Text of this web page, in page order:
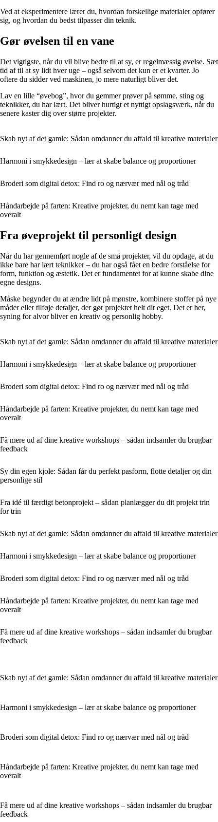
Ved at eksperimentere lærer du, hvordan forskellige materialer opfører
sig, og hvordan du bedst tilpasser din teknik.
Gør øvelsen til en vane
Det vigtigste, når du vil blive bedre til at sy, er regelmæssig øvelse. Sæt
tid af til at sy lidt hver uge – også selvom det kun er et kvarter. Jo
oftere du sidder ved maskinen, jo mere naturligt bliver det.
Lav en lille “øvebog”, hvor du gemmer prøver på sømme, sting og
teknikker, du har lært. Det bliver hurtigt et nyttigt opslagsværk, når du
senere kaster dig over større projekter.
Skab nyt af det gamle: Sådan omdanner du affald til kreative materialer
Harmoni i smykkedesign – lær at skabe balance og proportioner
Broderi som digital detox: Find ro og nærvær med nål og tråd
Håndarbejde på farten: Kreative projekter, du nemt kan tage med
overalt
Fra øveprojekt til personligt design
Når du har gennemført nogle af de små projekter, vil du opdage, at du
ikke bare har lært teknikker – du har også fået en bedre forståelse for
form, funktion og æstetik. Det er fundamentet for at kunne skabe dine
egne designs.
Måske begynder du at ændre lidt på mønstre, kombinere stoffer på nye
måder eller tilføje detaljer, der gør projektet helt dit eget. Det er her,
syning for alvor bliver en kreativ og personlig hobby.
Skab nyt af det gamle: Sådan omdanner du affald til kreative materialer
Harmoni i smykkedesign – lær at skabe balance og proportioner
Broderi som digital detox: Find ro og nærvær med nål og tråd
Håndarbejde på farten: Kreative projekter, du nemt kan tage med
overalt
Få mere ud af dine kreative workshops – sådan indsamler du brugbar
feedback
Sy din egen kjole: Sådan får du perfekt pasform, flotte detaljer og din
personlige stil
Fra idé til færdigt betonprojekt – sådan planlægger du dit projekt trin
for trin
Skab nyt af det gamle: Sådan omdanner du affald til kreative materialer
Harmoni i smykkedesign – lær at skabe balance og proportioner
Broderi som digital detox: Find ro og nærvær med nål og tråd
Håndarbejde på farten: Kreative projekter, du nemt kan tage med
overalt
Få mere ud af dine kreative workshops – sådan indsamler du brugbar
feedback
Skab nyt af det gamle: Sådan omdanner du affald til kreative materialer
Harmoni i smykkedesign – lær at skabe balance og proportioner
Broderi som digital detox: Find ro og nærvær med nål og tråd
Håndarbejde på farten: Kreative projekter, du nemt kan tage med
overalt
Få mere ud af dine kreative workshops – sådan indsamler du brugbar
feedback